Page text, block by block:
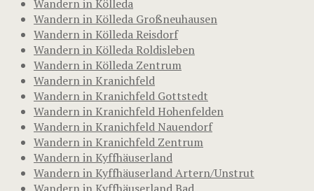
Wandern in Kölleda
Wandern in Kölleda Großneuhausen
Wandern in Kölleda Reisdorf
Wandern in Kölleda Roldisleben
Wandern in Kölleda Zentrum
Wandern in Kranichfeld
Wandern in Kranichfeld Gottstedt
Wandern in Kranichfeld Hohenfelden
Wandern in Kranichfeld Nauendorf
Wandern in Kranichfeld Zentrum
Wandern in Kyffhäuserland
Wandern in Kyffhäuserland Artern/Unstrut